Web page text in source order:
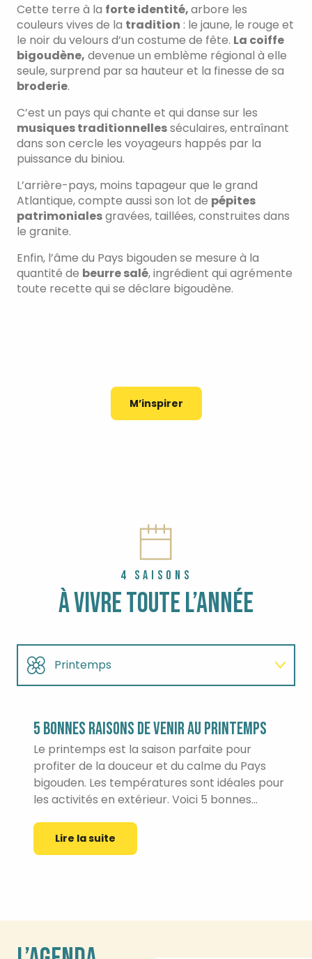
Cette terre à la forte identité,arbore les
couleurs vives de la tradition : le jaune, le rouge et
le noir du velours d’un costume de fête. La coiffe
bigoudène, devenue un emblème régional à elle
seule, surprend par sa hauteur et la finesse de sa
broderie.
C’est un pays qui chante et qui danse sur les
musiques traditionnellesséculaires, entraînant
dans son cercle les voyageurs happés par la
puissance du biniou.
L’arrière-pays, moins tapageur que le grand
Atlantique, compte aussi son lot de pépites
patrimonialesgravées, taillées, construites dans
le granite.
Enfin, l’âme du Pays bigouden se mesure à la
quantité de beurre salé, ingrédient qui agrémente
toute recette qui se déclare bigoudène.
M’inspirer
4 SAISONS
À VIVRE TOUTE L’ANNÉE
Printemps
Automne
Hiver
5 BONNES RAISONS DE VENIR AU PRINTEMPS
Le printemps est la saison parfaite pour
profiter de la douceur et du calme du Pays
bigouden. Les températures sont idéales pour
les activités en extérieur. Voici 5 bonnes...
Lire la suite